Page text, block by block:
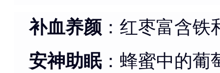
补血养颜 ：红枣富含
安神助眠：蜂蜜中的葡